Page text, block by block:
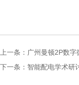
上一条： 广州曼顿2P数
下一条： 智能配电学术研